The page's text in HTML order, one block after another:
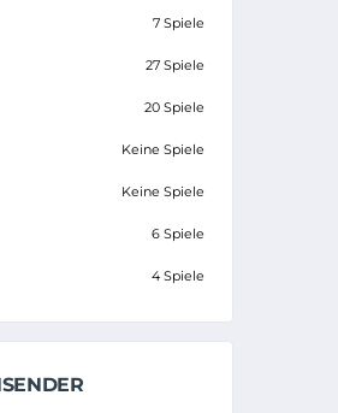
7 Spiele
27 Spiele
20 Spiele
Keine Spiele
Keine Spiele
6 Spiele
4 Spiele